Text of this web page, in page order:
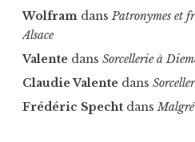
Wolfram dans Patronymes et
Alsace
Valente dans Sorcellerie à
Claudie Valente dans
Frédéric Specht dans